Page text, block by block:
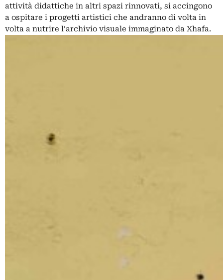
attività didattiche in altri spazi rinnovati, si accingono
a ospitare i progetti artistici che andranno di volta in
volta a nutrire l’archivio visuale immaginato da Xhafa.